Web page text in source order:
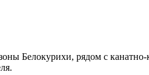
Белокурихи, рядом с